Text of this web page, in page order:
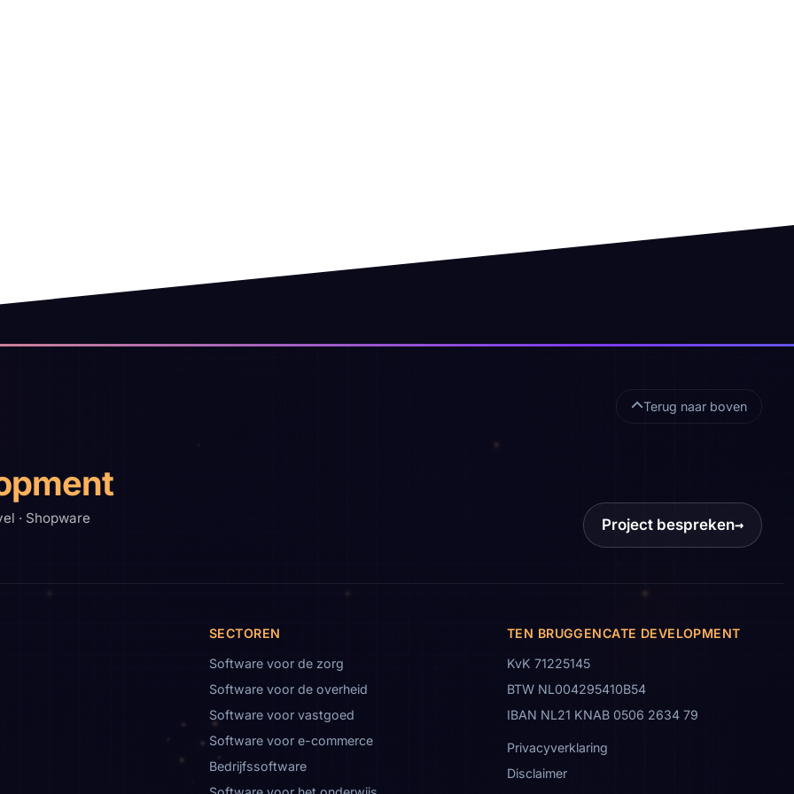
Terug naar boven
· Shopware
Project bespreken→
SECTOREN
Software voor de zorg
Software voor de overheid
Software voor vastgoed
Software voor e-commerce
Bedrijfssoftware
TEN BRUGGENCATE DEVELOPMENT
KvK 71225145
BTW NL004295410B54
IBAN NL21 KNAB 0506 2634 79
Privacyverklaring
Disclaimer